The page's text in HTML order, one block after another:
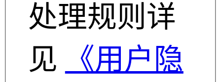
处理规则详
见
《用户隐